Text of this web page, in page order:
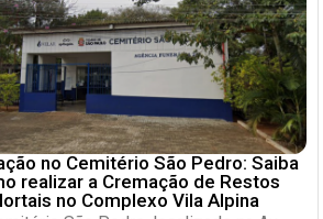
no Cemitério São Pedro: Saiba
realizar a Cremação de Restos
no Complexo Vila Alpina